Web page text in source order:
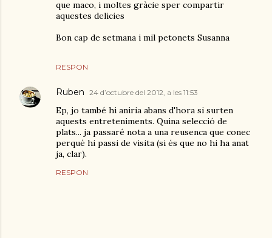
que maco, i moltes gràcie sper compartir
aquestes delicies
Bon cap de setmana i mil petonets Susanna
RESPON
Ruben 24 d’octubre del 2012, a les 11:53
Ep, jo també hi aniria abans d'hora si surten
aquests entreteniments. Quina selecció de
plats... ja passaré nota a una reusenca que conec
perquè hi passi de visita (si és que no hi ha anat
ja, clar).
RESPON